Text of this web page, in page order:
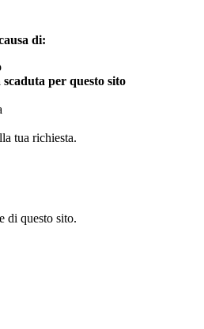
di:
scaduta per questo sito
tua richiesta.
di questo sito.